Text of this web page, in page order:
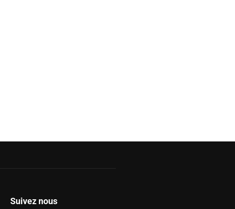
Suivez nous